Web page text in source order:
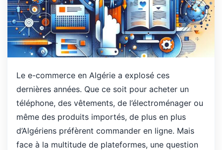
Le e-commerce en Algérie a explosé ces
dernières années. Que ce soit pour acheter un
téléphone, des vêtements, de l’électroménager ou
même des produits importés, de plus en plus
d’Algériens préfèrent commander en ligne. Mais
face à la multitude de plateformes, une question